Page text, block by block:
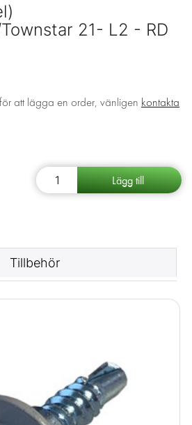
21- L2 - RD
att lägga en order, vänligen kontakta
Tillbehör